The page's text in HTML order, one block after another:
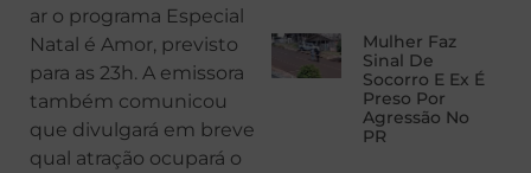
ar o programa Especial
Natal é Amor, previsto
para as 23h. A emissora
também comunicou
que divulgará em breve
qual atração ocupará o
Mulher Faz
Sinal De
Socorro E Ex É
Preso Por
Agressão No
PR